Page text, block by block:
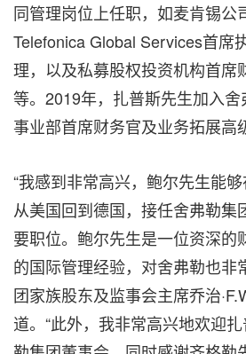
同管理岗位上任职，如麦肯锡公
Telefonica Global Services首席
理，以及私募股权投资机构首席
等。2019年，扎普斯先生加入
事业部首席财务官及业务拓展高
“我感到非常高兴，鲍尔先生能
从美国回到德国，接任舍弗勒集
要职位。鲍尔先生是一位资深的
的国际管理经验，对舍弗勒也非
团家族股东及监事会主席乔治
道。“此外，我非常高兴地欢迎